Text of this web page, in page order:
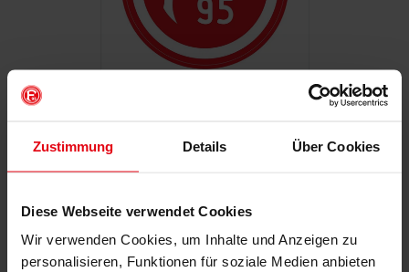
Zustimmung Details Über Cookies
Diese Webseite verwendet Cookies
Wir verwenden Cookies, um Inhalte und Anzeigen zu
personalisieren, Funktionen für soziale Medien anbieten
IN DEN WARENKORB